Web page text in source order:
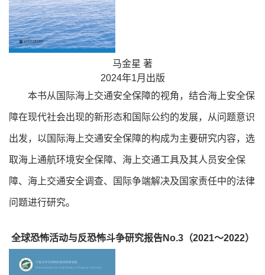
马金星 著
2024年1月出版
本书从国际海上交通安全保障的视角，结合海上安全保
障在现代社会出现的新形态和国际公约的发展，从问题意识
出发，以国际海上交通安全保障的构成为主要研究内容，选
取海上通航环境安全保障、海上交通工具及其人员安全保
障、海上交通安全调查、国际争端解决及国家责任中的法律
问题进行研究。
全球恐怖活动与反恐怖斗争研究报告No.3（2021～2022）